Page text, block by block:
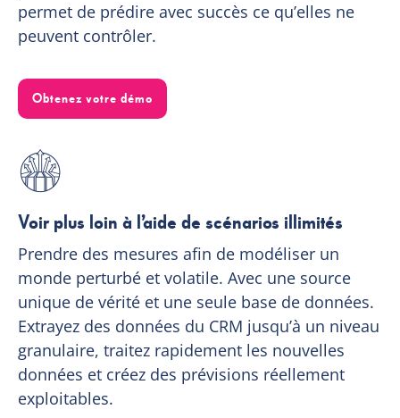
permet de prédire avec succès ce qu’elles ne
peuvent contrôler.
Obtenez votre démo
Voir plus loin à l’aide de scénarios illimités
Prendre des mesures afin de modéliser un
monde perturbé et volatile. Avec une source
unique de vérité et une seule base de données.
Extrayez des données du CRM jusqu’à un niveau
granulaire, traitez rapidement les nouvelles
données et créez des prévisions réellement
exploitables.